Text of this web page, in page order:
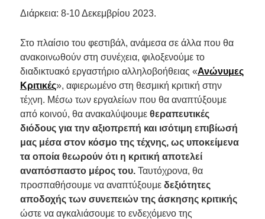
Διάρκεια: 8-10 Δεκεμβρίου 2023.
Στο πλαίσιο του φεστιβάλ, ανάμεσα σε άλλα που θα
ανακοινωθούν στη συνέχεια, φιλοξενούμε το
διαδικτυακό εργαστήριο αλληλοβοήθειας «Ανώνυμες
Κριτικές», αφιερωμένο στη θεσμική κριτική στην
τέχνη. Μέσω των εργαλείων που θα αναπτύξουμε
από κοινού, θα ανακαλύψουμεθεραπευτικές
διόδους για την αξιοπρεπή και ισότιμη επιβίωσή
μας μέσα στον κόσμο της τέχνης, ως υποκείμενα
τα οποία θεωρούν ότι η κριτική αποτελεί
αναπόσπαστο μέρος του.Ταυτόχρονα, θα
προσπαθήσουμε να αναπτύξουμεδεξιότητες
αποδοχής των συνεπειών της άσκησης κριτικής
ώστε να αγκαλιάσουμε το ενδεχόμενο της